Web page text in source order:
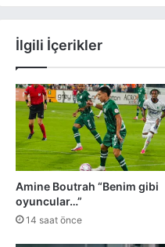
İlgili İçerikler
Amine Boutrah “Benim gibi
oyuncular…”
14 saat önce